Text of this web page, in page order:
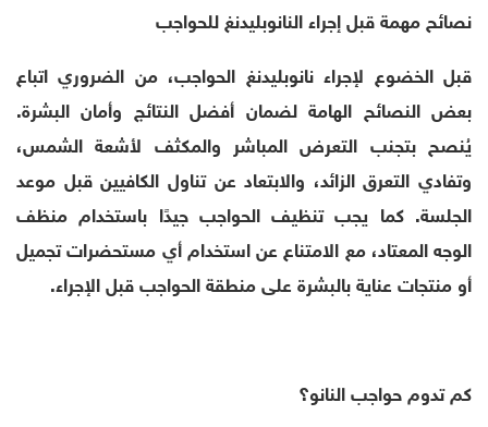
نصائح مهمة قبل إجراء النانوبليدنغ للحواجب
قبل الخضوع لإجراء نانوبليدنغ الحواجب، من الضروري اتباع
بعض النصائح الهامة لضمان أفضل النتائج وأمان البشرة.
يُنصح بتجنب التعرض المباشر والمكثف لأشعة الشمس،
وتفادي التعرق الزائد، والابتعاد عن تناول الكافيين قبل موعد
الجلسة. كما يجب تنظيف الحواجب جيدًا باستخدام منظف
الوجه المعتاد، مع الامتناع عن استخدام أي مستحضرات تجميل
أو منتجات عناية بالبشرة على منطقة الحواجب قبل الإجراء.
كم تدوم حواجب النانو؟